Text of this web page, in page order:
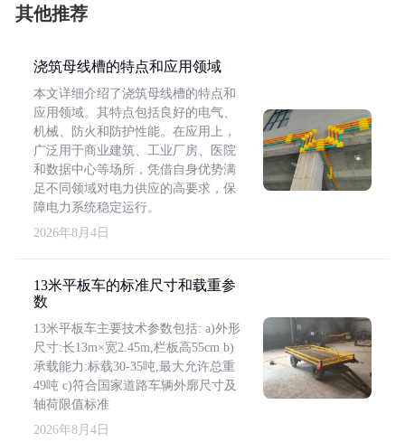
其他推荐
浇筑母线槽的特点和应用领域
本文详细介绍了浇筑母线槽的特点和
应用领域。其特点包括良好的电气、
机械、防火和防护性能。在应用上，
广泛用于商业建筑、工业厂房、医院
和数据中心等场所，凭借自身优势满
足不同领域对电力供应的高要求，保
障电力系统稳定运行。
2026年8月4日
13米平板车的标准尺寸和载重参
数
13米平板车主要技术参数包括: a)外形
尺寸:长13m×宽2.45m,栏板高55cm b)
承载能力:标载30-35吨,最大允许总重
49吨 c)符合国家道路车辆外廓尺寸及
轴荷限值标准
2026年8月4日